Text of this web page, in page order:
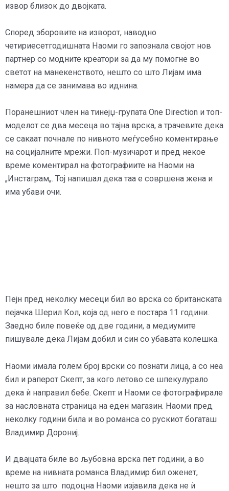
извор близок до двојката.
Според зборовите на изворот, наводно
четириесетгодишната Наоми го запознала својот нов
партнер со модните креатори за да му помогне во
светот на манекенството, нешто со што Лијам има
намера да се занимава во иднина.
Поранешниот член на тинејџ-групата One Direction и топ-
моделот се два месеца во тајна врска, а трачевите дека
се сакаат почнале по нивното меѓусебно коментирање
на социјалните мрежи. Поп-музичарот и пред некое
време коментирал на фотографиите на Наоми на
„Инстаграм„. Тој напишал дека таа е совршена жена и
има убави очи.
Пејн пред неколку месеци бил во врска со британската
пејачка Шерил Кол, која од него е постара 11 години.
Заедно биле повеќе од две години, а медиумите
пишувале дека Лијам добил и син со убавата колешка.
Наоми имала голем број врски со познати лица, а со неа
бил и раперот Скепт, за кого летово се шпекулурало
дека ѝ направил бебе. Скепт и Наоми се фотографирале
за насловната страница на еден магазин. Наоми пред
неколку години била и во романса со рускиот богаташ
Владимир Дорониј.
И двајцата биле во љубовна врска пет години, а во
време на нивната романса Владимир бил оженет,
нешто за што подоцна Наоми изјавила дека не ѝ